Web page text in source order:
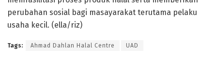
perubahan sosial bagi masayarakat terutama pelaku
usaha kecil. (ella/riz)
Tags: Ahmad Dahlan Halal Centre UAD